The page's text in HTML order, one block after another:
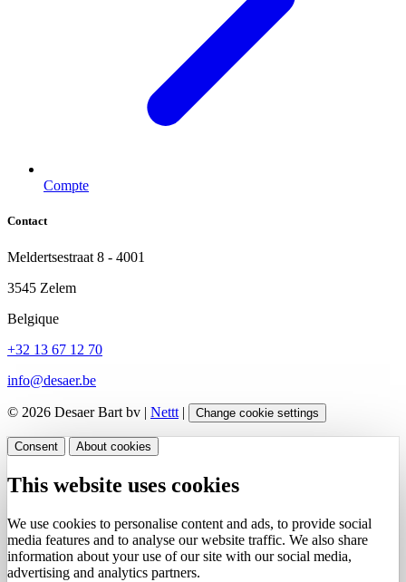
Compte
Contact
Meldertsestraat 8 - 4001
3545 Zelem
Belgique
+32 13 67 12 70
info@desaer.be
© 2026 Desaer Bart bv | Nettt | Change cookie settings
Consent About cookies
This website uses cookies
We use cookies to personalise content and ads, to provide social
media features and to analyse our website traffic. We also share
information about your use of our site with our social media,
advertising and analytics partners.